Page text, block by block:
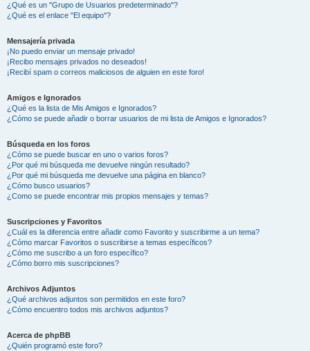
¿Qué es un "Grupo de Usuarios predeterminado"?
¿Qué es el enlace "El equipo"?
Mensajería privada
¡No puedo enviar un mensaje privado!
¡Recibo mensajes privados no deseados!
¡Recibí spam o correos maliciosos de alguien en este foro!
Amigos e Ignorados
¿Qué es la lista de Mis Amigos e Ignorados?
¿Cómo se puede añadir o borrar usuarios de mi lista de Amigos e Ignorados?
Búsqueda en los foros
¿Cómo se puede buscar en uno o varios foros?
¿Por qué mi búsqueda me devuelve ningún resultado?
¿Por qué mi búsqueda me devuelve una página en blanco?
¿Cómo busco usuarios?
¿Como se puede encontrar mis propios mensajes y temas?
Suscripciones y Favoritos
¿Cuál es la diferencia entre añadir como Favorito y suscribirme a un tema?
¿Cómo marcar Favoritos o suscribirse a temas específicos?
¿Cómo me suscribo a un foro específico?
¿Cómo borro mis suscripciones?
Archivos Adjuntos
¿Qué archivos adjuntos son permitidos en este foro?
¿Cómo encuentro todos mis archivos adjuntos?
Acerca de phpBB
¿Quién programó este foro?